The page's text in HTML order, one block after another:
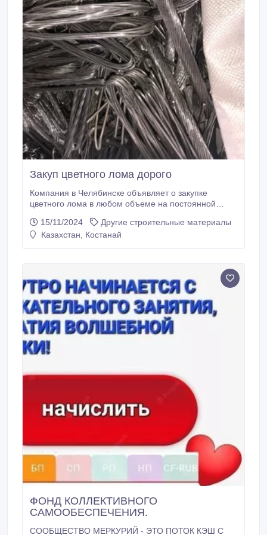
Закуп цветного лома дорого
Компания в Челябинске объявляет о закупке
цветного лома в любом объеме на постоянной
Конкурентные цены Удобные условия
сотрудничества Если у вас есть цветной лом,
15/11/2024
Другие строительные материалы
Казахстан, Костанай
ФОНД КОЛЛЕКТИВНОГО
САМООБЕСПЕЧЕНИЯ.
СООБЩЕСТВО МЕРКУРИЙ - ЭТО ПОТОК КЭШ С